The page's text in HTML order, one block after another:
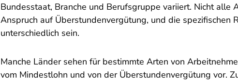
Bundesstaat, Branche und Berufsgruppe variiert. Nicht alle
Anspruch auf Überstundenvergütung, und die spezifischen
unterschiedlich sein.
Manche Länder sehen für bestimmte Arten von
vom Mindestlohn und von der Überstundenvergütung vor.